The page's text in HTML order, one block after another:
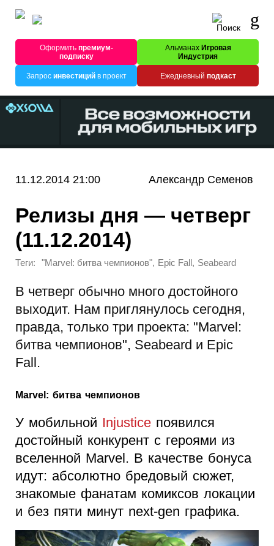
Оформитьпремиум-
подписку
Альманах Игровая
Индустрия
Запрос инвестицийв проект Ежедневный подкаст
11.12.2014 21:00 Александр Семенов
Релизы дня — четверг
(11.12.2014)
Теги: "Marvel: битва чемпионов", Epic Fall , Seabeard
В четверг обычно много достойного
выходит. Нам приглянулось сегодня,
правда, только три проекта: "Marvel:
битва чемпионов", Seabeard и Epic
Fall.
Marvel: битва чемпионов
У мобильной Injustice появился
достойный конкурент с героями из
вселенной Marvel. В качестве бонуса
идут: абсолютно бредовый сюжет,
знакомые фанатам комиксов локации
и без пяти минут next-gen графика.